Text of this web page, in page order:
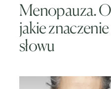
Menopauza.
jakie
słowu